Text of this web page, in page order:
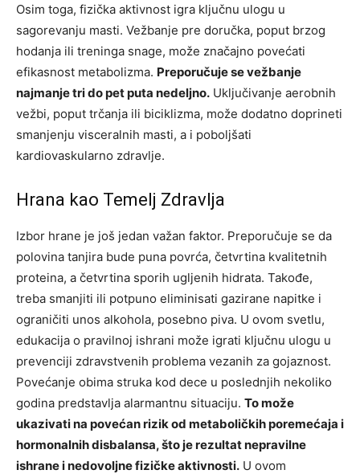
Osim toga, fizička aktivnost igra ključnu ulogu u
sagorevanju masti. Vežbanje pre doručka, poput brzog
hodanja ili treninga snage, može značajno povećati
efikasnost metabolizma. Preporučuje se vežbanje
najmanje tri do pet puta nedeljno. Uključivanje aerobnih
vežbi, poput trčanja ili biciklizma, može dodatno doprineti
smanjenju visceralnih masti, a i poboljšati
kardiovaskularno zdravlje.
Hrana kao Temelj Zdravlja
Izbor hrane je još jedan važan faktor. Preporučuje se da
polovina tanjira bude puna povrća, četvrtina kvalitetnih
proteina, a četvrtina sporih ugljenih hidrata. Takođe,
treba smanjiti ili potpuno eliminisati gazirane napitke i
ograničiti unos alkohola, posebno piva. U ovom svetlu,
edukacija o pravilnoj ishrani može igrati ključnu ulogu u
prevenciji zdravstvenih problema vezanih za gojaznost.
Povećanje obima struka kod dece u poslednjih nekoliko
godina predstavlja alarmantnu situaciju. To može
ukazivati na povećan rizik od metaboličkih poremećaja i
hormonalnih disbalansa, što je rezultat nepravilne
ishrane i nedovoljne fizičke aktivnosti. U ovom